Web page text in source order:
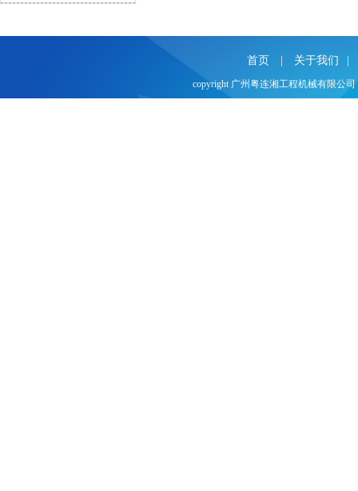
首页 关于我们
copyright 广州粤连湘工程机械有限公